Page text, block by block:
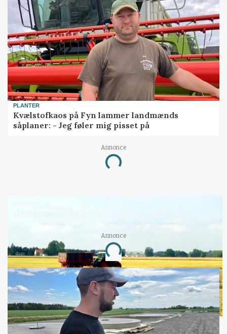
PLANTER
Kvælstofkaos på Fyn lammer landmænds
såplaner: - Jeg føler mig pisset på
Annonce
Loading...
Annonce
Loading...